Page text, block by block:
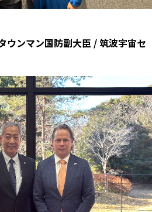
ンマン国防副大臣 / 筑波宇宙セ